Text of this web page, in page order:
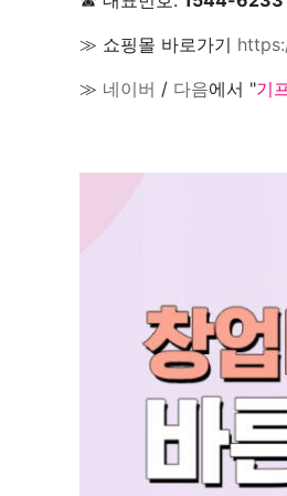
≫ 쇼핑몰 바로가기
≫ 네이버 / 다음에서 "기